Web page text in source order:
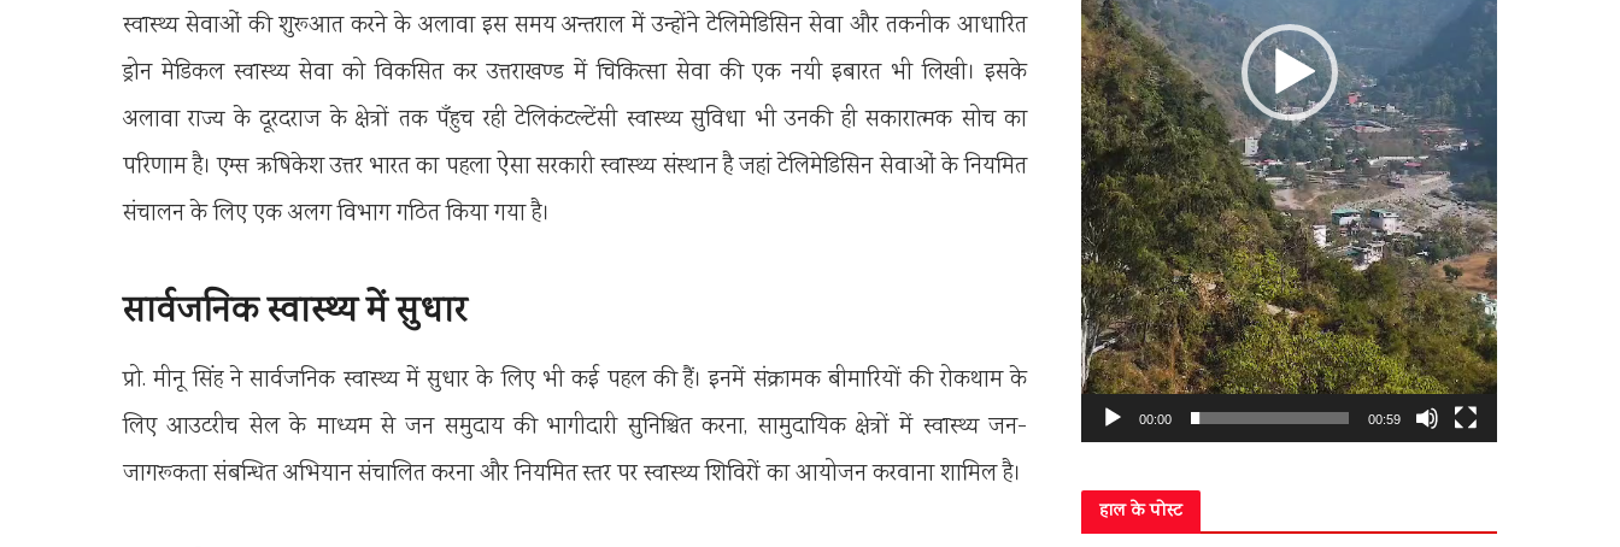
स्वास्थ्य सेवाओं की शुरूआत करने के अलावा इस समय अन्तराल में उन्होंने टेलिमेडिसिन सेवा और तकनीक आधारित
ड्रोन मेडिकल स्वास्थ्य सेवा को विकसित कर उत्तराखण्ड में चिकित्सा सेवा की एक नयी इबारत भी लिखी। इसके
अलावा राज्य के दूरदराज के क्षेत्रों तक पँहुच रही टेलिकंटल्टेंसी स्वास्थ्य सुविधा भी उनकी ही सकारात्मक सोच का
परिणाम है। एम्स ऋषिकेश उत्तर भारत का पहला ऐसा सरकारी स्वास्थ्य संस्थान है जहां टेलिमेडिसिन सेवाओं के नियमित
संचालन के लिए एक अलग विभाग गठित किया गया है।
सार्वजनिक स्वास्थ्य में सुधार
प्रो. मीनू सिंह ने सार्वजनिक स्वास्थ्य में सुधार के लिए भी कई पहल की हैं। इनमें संक्रामक बीमारियों की रोकथाम के
लिए आउटरीच सेल के माध्यम से जन समुदाय की भागीदारी सुनिश्चित करना, सामुदायिक क्षेत्रों में स्वास्थ्य जन-
जागरूकता संबन्धित अभियान संचालित करना और नियमित स्तर पर स्वास्थ्य शिविरों का आयोजन करवाना शामिल है।
00:00 00:59
हाल के पोस्ट